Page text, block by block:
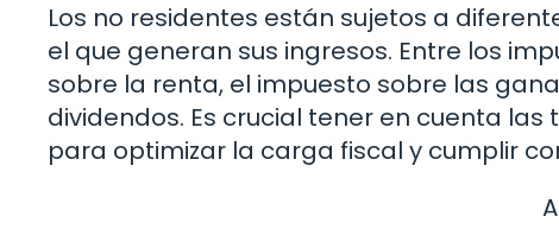
Los no residentes están sujetos a
el que generan sus ingresos. Entre los
sobre la renta, el impuesto sobre las
dividendos. Es crucial tener en cuenta
para optimizar la carga fiscal y cumplir